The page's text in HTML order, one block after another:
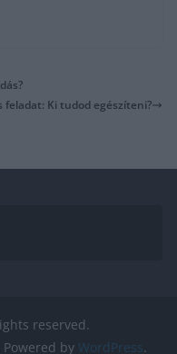
feladat: Ki tudod egészíteni?
reserved.
by WordPress.